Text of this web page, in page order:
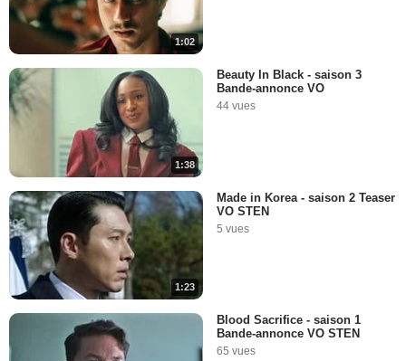
1:02
1:38
Beauty In Black - saison 3
Bande-annonce VO
44 vues
1:23
Made in Korea - saison 2 Teaser
VO STEN
5 vues
Blood Sacrifice - saison 1
Bande-annonce VO STEN
65 vues